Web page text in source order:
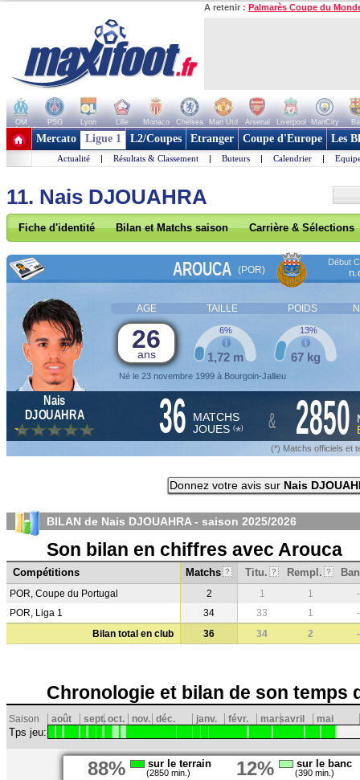
A retenir : Palmarès Coupe du
OM PSG Lyon Lille Monaco Chelsea Man Utd Arsenal Liverpool ManCity
+ de clubs
Mercato Ligue 1 L2/Coupes Etranger Coupe d'Europe Les
Actualité | Résultats & Classement | Buteurs | Calendrier |
11. Nais DJOUAHRA
Fiche d'identité Bilan et Matchs saison Carrière & Sélections
AROUCA (POR)
Début
AGE TAILLE POIDS
26
ans
Né le 23 novembre 1999 à Bourgoin-Jallieu
1,72 m
6%
67 kg
13%
Nais
DJOUAHRA
36 MATCHS
JOUES (*) & 2850
(*) Matchs officiels et
Donnez votre avis sur Nais
BILAN de Nais DJOUAHRA - saison 2025/2026
Son bilan en chiffres avec Arouca
Compétitions Matchs ? Titu. ? Rempl. ?
POR, Coupe du Portugal 2 1 1
-
POR, Liga 1
34 33 1
-
Bilan total en club
36 34 2 -
Chronologie et bilan de son temps
Saison août sept.oct. nov. déc. janv. févr. marsavril mai
Tps jeu:
88% sur le terrain
(2850 min.) 12% sur le banc
(390 min.)